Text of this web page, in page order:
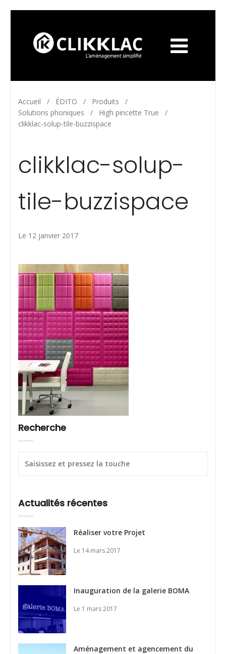
Accueil / ÉDITO / Produits /
Solutions phoniques / High pincette True /
clikklac-solup-tile-buzzispace
clikklac-solup-
tile-buzzispace
Le 12 janvier 2017
Recherche
Actualités récentes
Réaliser votre Projet
Le 14 mars 2017
Inauguration de la galerie BOMA
Le 1 mars 2017
Aménagement et agencement du